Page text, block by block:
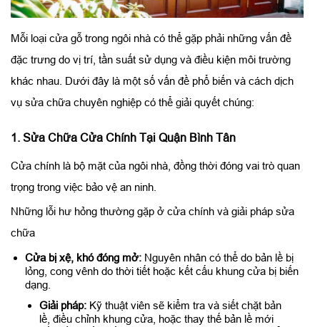
Mỗi loại cửa gỗ trong ngôi nhà có thể gặp phải những vấn đề
đặc trưng do vị trí, tần suất sử dụng và điều kiện môi trường
khác nhau. Dưới đây là một số vấn đề phổ biến và cách dịch
vụ sửa chữa chuyên nghiệp có thể giải quyết chúng:
1. Sửa Chữa Cửa Chính Tại Quận Bình Tân
Cửa chính là bộ mặt của ngôi nhà, đồng thời đóng vai trò quan
trọng trong việc bảo vệ an ninh.
Những lỗi hư hỏng thường gặp ở cửa chính và giải pháp sửa
chữa
Cửa bị xệ, khó đóng mở: Nguyên nhân có thể do bản lề bị
lỏng, cong vênh do thời tiết hoặc kết cấu khung cửa bị biến
dạng.
Giải pháp: Kỹ thuật viên sẽ kiểm tra và siết chặt bản
lề, điều chỉnh khung cửa, hoặc thay thế bản lề mới